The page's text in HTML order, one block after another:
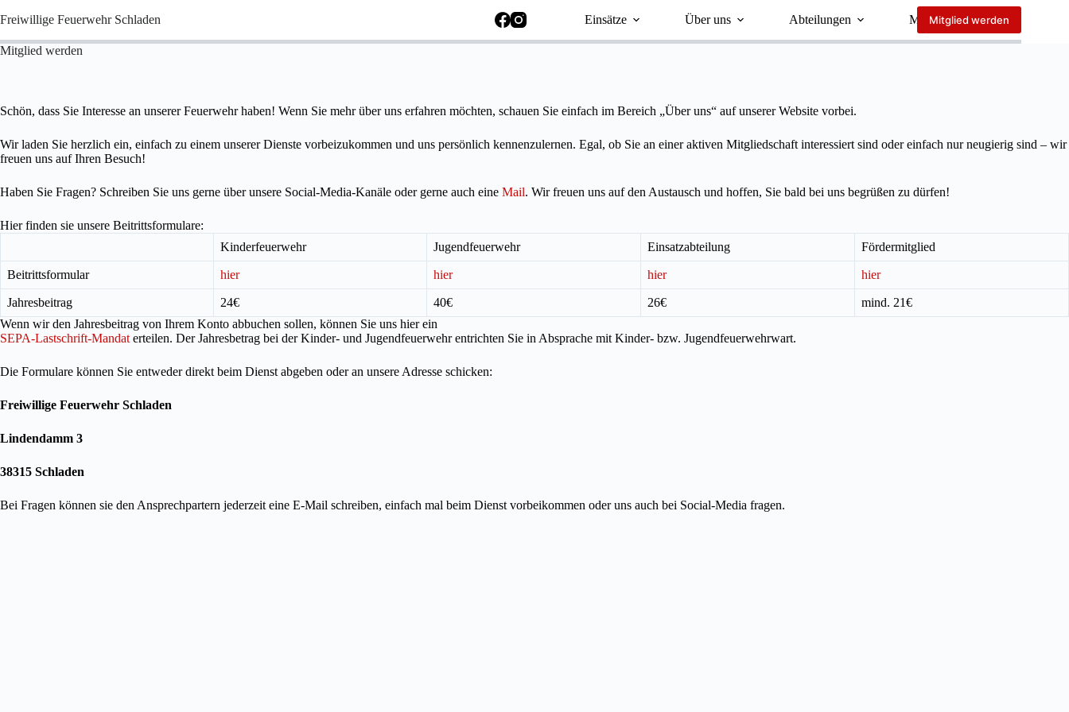
Freiwillige Feuerwehr Schladen Einsätze Über uns Abteilungen MehrMitglied werden
Mitglied werden
Schön, dass Sie Interesse an unserer Feuerwehr haben! Wenn Sie mehr über uns erfahren möchten, schauen Sie einfach im Bereich „Über uns“ auf unserer Website vorbei.
Wir laden Sie herzlich ein, einfach zu einem unserer Dienste vorbeizukommen und uns persönlich kennenzulernen. Egal, ob Sie an einer aktiven Mitgliedschaft interessiert sind oder einfach nur neugierig sind – wir
freuen uns auf Ihren Besuch!
Haben Sie Fragen? Schreiben Sie uns gerne über unsere Social-Media-Kanäle oder gerne auch eine Mail. Wir freuen uns auf den Austausch und hoffen, Sie bald bei uns begrüßen zu dürfen!
Hier finden sie unsere Beitrittsformulare:
Kinderfeuerwehr
Jugendfeuerwehr Einsatzabteilung Fördermitglied
Beitrittsformular hier hier hier hier
Jahresbeitrag 24€ 40€ 26€
mind. 21€
Wenn wir den Jahresbeitrag von Ihrem Konto abbuchen sollen, können Sie uns hier ein
SEPA-Lastschrift-Mandat erteilen. Der Jahresbetrag bei der Kinder- und Jugendfeuerwehr entrichten Sie in Absprache mit Kinder- bzw. Jugendfeuerwehrwart.
Die Formulare können Sie entweder direkt beim Dienst abgeben oder an unsere Adresse schicken:
Freiwillige Feuerwehr Schladen
Lindendamm 3
38315 Schladen
Bei Fragen können sie den Ansprechpartern jederzeit eine E-Mail schreiben, einfach mal beim Dienst vorbeikommen oder uns auch bei Social-Media fragen.